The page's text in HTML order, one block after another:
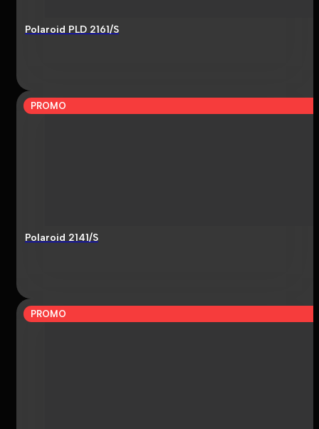
Polaroid PLD 2161/S
PROMO
Polaroid 2141/S
PROMO